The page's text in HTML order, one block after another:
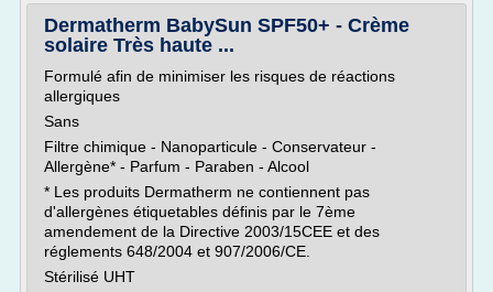
Dermatherm BabySun SPF50+ - Crème
solaire Très haute ...
Formulé afin de minimiser les risques de réactions
allergiques
Sans
Filtre chimique - Nanoparticule - Conservateur -
Allergène* - Parfum - Paraben - Alcool
* Les produits Dermatherm ne contiennent pas
d'allergènes étiquetables définis par le 7ème
amendement de la Directive 2003/15CEE et des
réglements 648/2004 et 907/2006/CE.
Stérilisé UHT